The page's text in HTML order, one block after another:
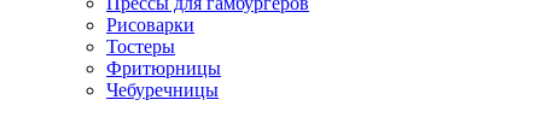
Рисоварки
Тостеры
Фритюрницы
Чебуречницы